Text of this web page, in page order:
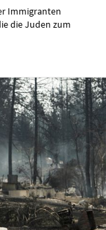
Immigranten
die Juden zum